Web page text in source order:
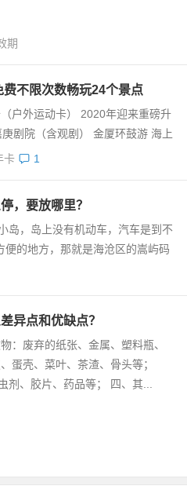
期
不限次数畅玩24个景点
户外运动卡） 2020年迎来重磅升
剧院（含观剧） 金厦环鼓游 海上
卡 1
，要放哪里？
岛，岛上没有机动车，汽车是到不
的地方，那就是海沧区的嵩屿码
异点和优缺点？
：废弃的纸张、金属、塑料瓶、
蛋壳、菜叶、茶渣、骨头等；
剂、胶片、药品等； 四、其...